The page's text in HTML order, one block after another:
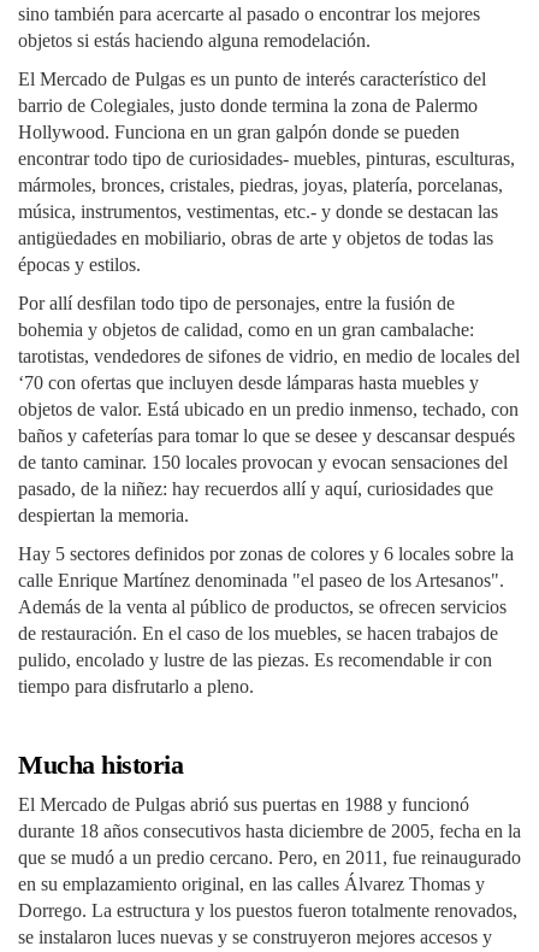
sino también para acercarte al pasado o encontrar los mejores
objetos si estás haciendo alguna remodelación.
El Mercado de Pulgas es un punto de interés característico del
barrio de Colegiales, justo donde termina la zona de Palermo
Hollywood. Funciona en un gran galpón donde se pueden
encontrar todo tipo de curiosidades- muebles, pinturas, esculturas,
mármoles, bronces, cristales, piedras, joyas, platería, porcelanas,
música, instrumentos, vestimentas, etc.- y donde se destacan las
antigüedades en mobiliario, obras de arte y objetos de todas las
épocas y estilos.
Por allí desfilan todo tipo de personajes, entre la fusión de
bohemia y objetos de calidad, como en un gran cambalache:
tarotistas, vendedores de sifones de vidrio, en medio de locales del
‘70 con ofertas que incluyen desde lámparas hasta muebles y
objetos de valor. Está ubicado en un predio inmenso, techado, con
baños y cafeterías para tomar lo que se desee y descansar después
de tanto caminar. 150 locales provocan y evocan sensaciones del
pasado, de la niñez: hay recuerdos allí y aquí, curiosidades que
despiertan la memoria.
Hay 5 sectores definidos por zonas de colores y 6 locales sobre la
calle Enrique Martínez denominada "el paseo de los Artesanos".
Además de la venta al público de productos, se ofrecen servicios
de restauración. En el caso de los muebles, se hacen trabajos de
pulido, encolado y lustre de las piezas. Es recomendable ir con
tiempo para disfrutarlo a pleno.
Mucha historia
El Mercado de Pulgas abrió sus puertas en 1988 y funcionó
durante 18 años consecutivos hasta diciembre de 2005, fecha en la
que se mudó a un predio cercano. Pero, en 2011, fue reinaugurado
en su emplazamiento original, en las calles Álvarez Thomas y
Dorrego. La estructura y los puestos fueron totalmente renovados,
se instalaron luces nuevas y se construyeron mejores accesos y